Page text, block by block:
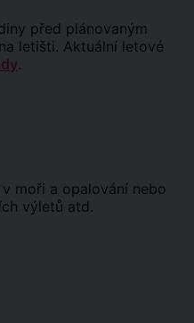
před plánovaným
letišti. Aktuální letové
.
moři a opalování nebo
výletů atd.